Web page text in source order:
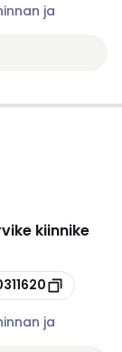
ja
kiinnike
ja